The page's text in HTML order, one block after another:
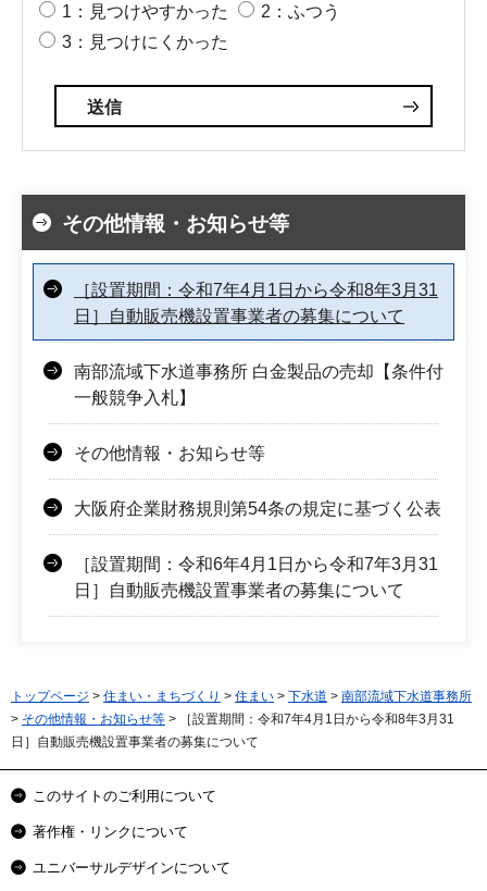
1：見つけやすかった
2：ふつう
3：見つけにくかった
その他情報・お知らせ等
［設置期間：令和7年4月1日から令和8年3月31
日］自動販売機設置事業者の募集について
南部流域下水道事務所 白金製品の売却【条件付
一般競争入札】
その他情報・お知らせ等
大阪府企業財務規則第54条の規定に基づく公表
［設置期間：令和6年4月1日から令和7年3月31
日］自動販売機設置事業者の募集について
トップページ > 住まい・まちづくり > 住まい > 下水道 > 南部流域下水道事務所
> その他情報・お知らせ等 > ［設置期間：令和7年4月1日から令和8年3月31
日］自動販売機設置事業者の募集について
このサイトのご利用について
著作権・リンクについて
ユニバーサルデザインについて